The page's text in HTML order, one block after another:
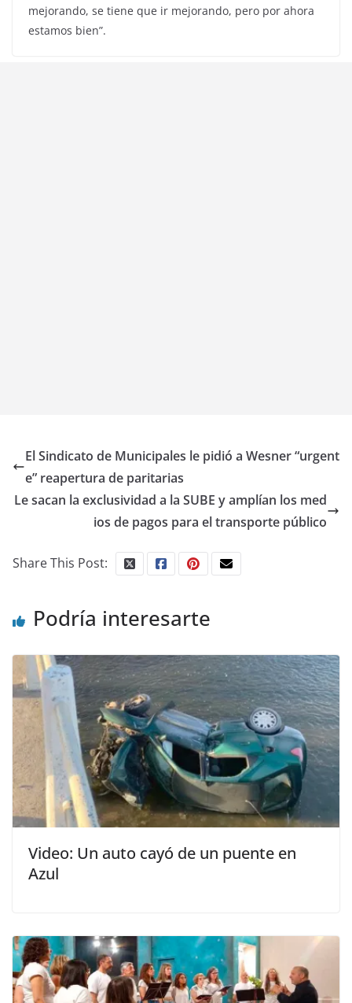
mejorando, se tiene que ir mejorando, pero por ahora
estamos bien”.
El Sindicato de Municipales le pidió a Wesner “urgent
e” reapertura de paritarias
Le sacan la exclusividad a la SUBE y amplían los med
ios de pagos para el transporte público
Share This Post:
Podría interesarte
Video: Un auto cayó de un puente en
Azul